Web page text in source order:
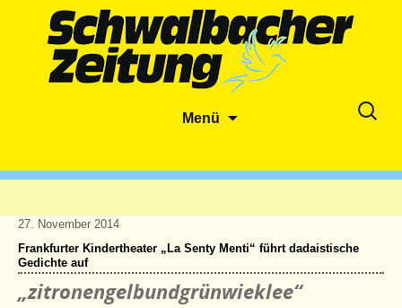
Menü
Suche
27. November 2014
Frankfurter Kindertheater „La Senty Menti“ führt dadaistische
Gedichte auf
„zitronengelbundgrünwieklee“